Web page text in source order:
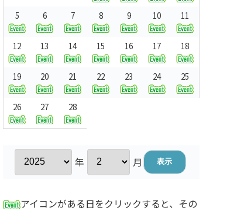
5 6 7 8 9 10 11
12 13 14 15 16 17 18
19 20 21 22 23 24 25
26 27 28
年 月
アイコンがある日をクリックすると、その